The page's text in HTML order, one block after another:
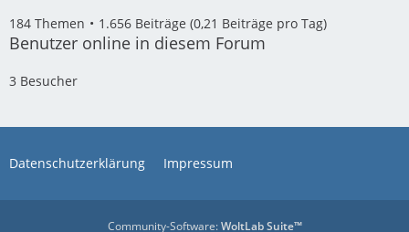
184 Themen 1.656 Beiträge (0,21 Beiträge pro Tag)
Benutzer online in diesem Forum
3 Besucher
Datenschutzerklärung Impressum
Community-Software:WoltLab Suite™